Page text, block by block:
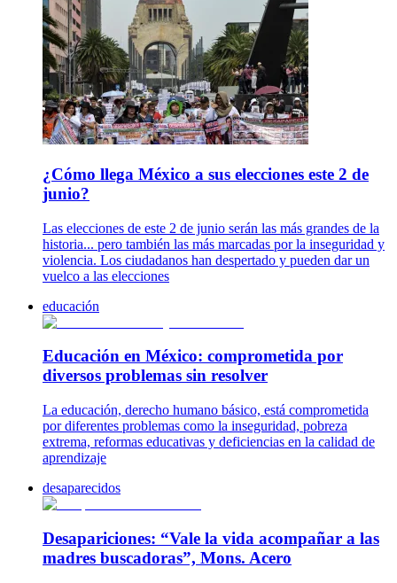
¿Cómo llega México a sus elecciones este 2 de
junio?
Las elecciones de este 2 de junio serán las más grandes de la
historia... pero también las más marcadas por la inseguridad y
violencia. Los ciudadanos han despertado y pueden dar un
vuelco a las elecciones
educación
Educación en México: comprometida por
diversos problemas sin resolver
La educación, derecho humano básico, está comprometida
por diferentes problemas como la inseguridad, pobreza
extrema, reformas educativas y deficiencias en la calidad de
aprendizaje
desaparecidos
Desapariciones: “Vale la vida acompañar a las
madres buscadoras”, Mons. Acero